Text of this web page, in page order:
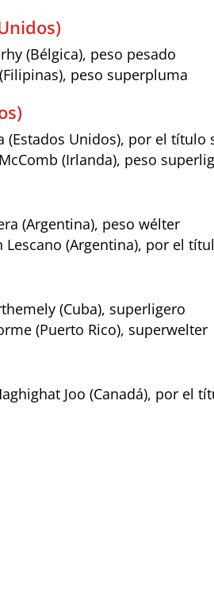
(Bélgica), peso pesado
peso superpluma
(Estados Unidos), por el título
(Irlanda), peso
(Argentina), peso wélter
(Argentina), por el
(Cuba), superligero
(Puerto Rico), superwelter
Joo (Canadá), por el